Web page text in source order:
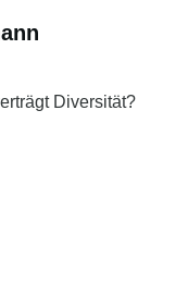
Diversität?